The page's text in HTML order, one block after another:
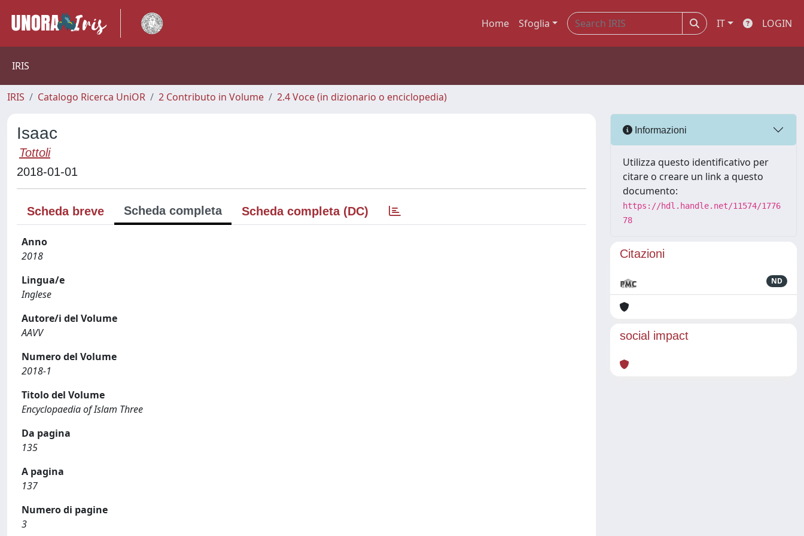
Home Sfoglia IT LOGIN
IRIS
IRIS Catalogo Ricerca UniOR 2 Contributo in Volume 2.4 Voce (in dizionario o enciclopedia)
Isaac
Tottoli
2018-01-01
Scheda breve Scheda completa Scheda completa (DC)
Anno
2018
Lingua/e
Inglese
Autore/i del Volume
AAVV
Numero del Volume
2018-1
Titolo del Volume
Encyclopaedia of Islam Three
Da pagina
135
A pagina
137
Numero di pagine
3
Informazioni
Utilizza questo identificativo per
citare o creare un link a questo
documento:
https://hdl.handle.net/11574/1776
78
Citazioni
ND
social impact